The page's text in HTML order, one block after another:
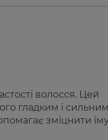
волосся. Цей
гладким і
зміцнити